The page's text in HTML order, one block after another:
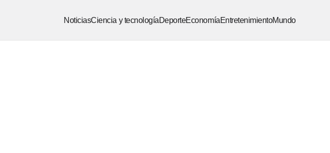
NoticiasCiencia y tecnologíaDeporteEconomíaEntretenimientoMundo